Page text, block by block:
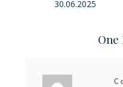
post:30.06.2025
One